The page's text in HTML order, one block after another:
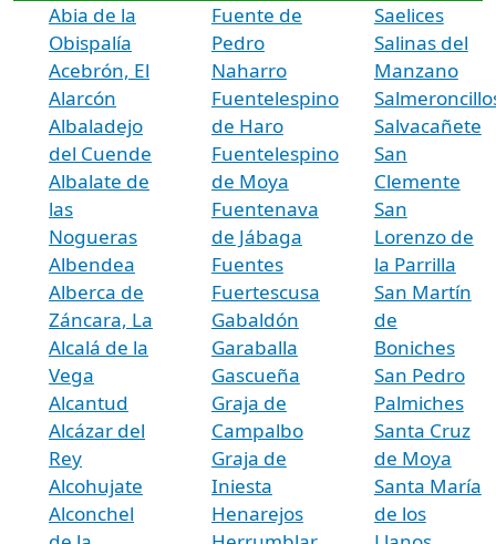
Abia de la
Obispalía
Acebrón, El
Alarcón
Albaladejo
del Cuende
Albalate de
las
Nogueras
Albendea
Alberca de
Záncara, La
Alcalá de la
Vega
Alcantud
Alcázar del
Rey
Alcohujate
Alconchel
Fuente de
Pedro
Naharro
Fuentelespino
de Haro
Fuentelespino
de Moya
Fuentenava
de Jábaga
Fuentes
Fuertescusa
Gabaldón
Garaballa
Gascueña
Graja de
Campalbo
Graja de
Iniesta
Henarejos
Saelices
Salinas del
Manzano
Salvacañete
San
Clemente
San
Lorenzo de
la Parrilla
San Martín
de
Boniches
San Pedro
Palmiches
Santa Cruz
de Moya
Santa María
de los